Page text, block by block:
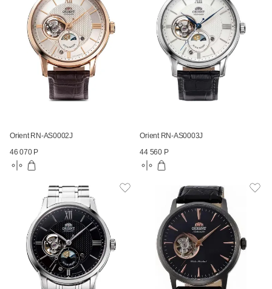
Orient RN-AS0002J
46 070 Р
Orient RN-AS0003J
44 560 Р